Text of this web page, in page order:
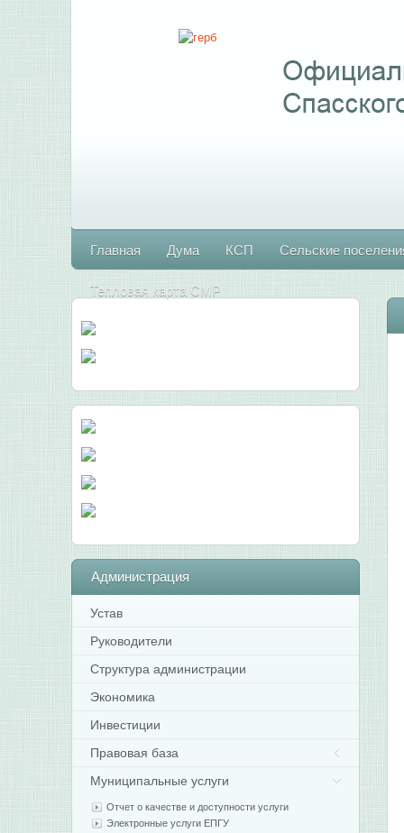
Главная Дума КСП Сельские
Тепловая карта СМР
Администрация
Устав
Руководители
Структура администрации
Экономика
Инвестиции
Правовая база
Муниципальные услуги
Отчет о качестве и доступности услуги
Электронные услуги ЕПГУ